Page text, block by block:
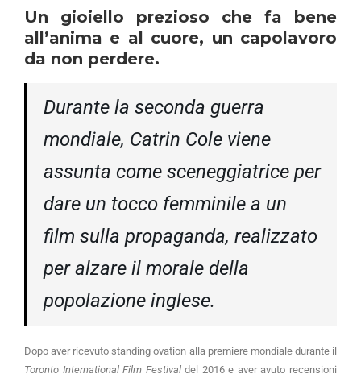
Un gioiello prezioso che fa bene
all’anima e al cuore, un capolavoro
da non perdere.
Durante la seconda guerra
mondiale, Catrin Cole viene
assunta come sceneggiatrice per
dare un tocco femminile a un
film sulla propaganda, realizzato
per alzare il morale della
popolazione inglese.
Dopo aver ricevuto standing ovation alla premiere mondiale durante il
Toronto International Film Festivaldel 2016 e aver avuto recensioni